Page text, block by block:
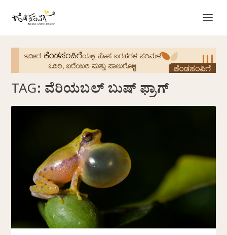
TAG: ವೆರಿಯಬಲ್ ಬುಷ್ ಫ್ರಾಗ್